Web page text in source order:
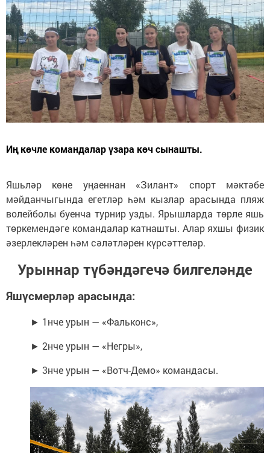
Иң көчле командалар үзара көч сынашты.
Яшьләр көне уңаеннан «Зилант» спорт мәктәбе
мәйданчыгында егетләр һәм кызлар арасында пляж
волейболы буенча турнир узды. Ярышларда төрле яшь
төркемендәге командалар катнашты. Алар яхшы физик
әзерлекләрен һәм сәләтләрен күрсәттеләр.
Урыннар түбәндәгечә билгеләнде
Яшүсмерләр арасында:
► 1нче урын — «Фальконс»,
► 2нче урын — «Негры»,
► 3нче урын — «Вотч-Демо» командасы.